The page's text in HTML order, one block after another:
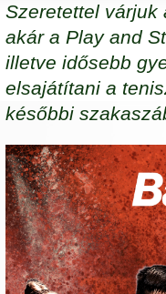
Szeretettel várjuk
akár a Play and
illetve idősebb
elsajátítani a
későbbi